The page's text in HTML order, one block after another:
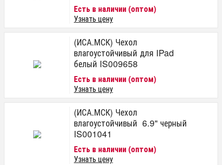
Есть в наличии (оптом)
Узнать цену
(ИСА.МСК) Чехол
влагоустойчивый для IPad
белый IS009658
Есть в наличии (оптом)
Узнать цену
(ИСА.МСК) Чехол
влагоустойчивый 6.9" черный
IS001041
Есть в наличии (оптом)
Узнать цену